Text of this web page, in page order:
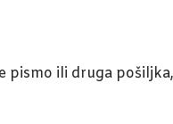
pismo ili druga